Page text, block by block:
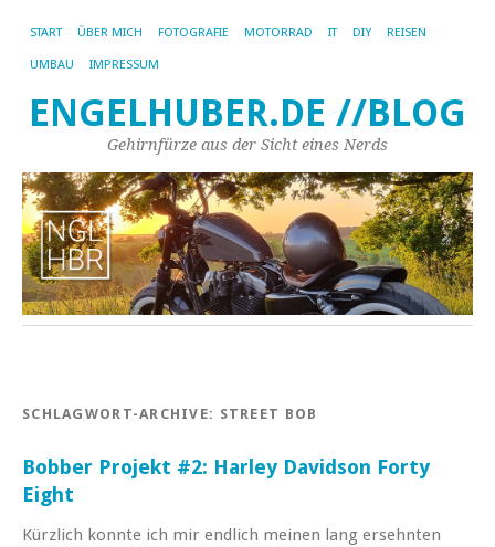
START ÜBER MICH FOTOGRAFIE MOTORRAD IT DIY REISEN
UMBAU IMPRESSUM
ENGELHUBER.DE //BLOG
Gehirnfürze aus der Sicht eines Nerds
SCHLAGWORT-ARCHIVE: STREET BOB
Bobber Projekt #2: Harley Davidson Forty
Eight
Kürzlich konnte ich mir endlich meinen lang ersehnten